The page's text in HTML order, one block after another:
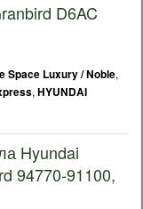
D6AC
Space Luxury / Noble,
, HYUNDAI
Hyundai
94770-91100,